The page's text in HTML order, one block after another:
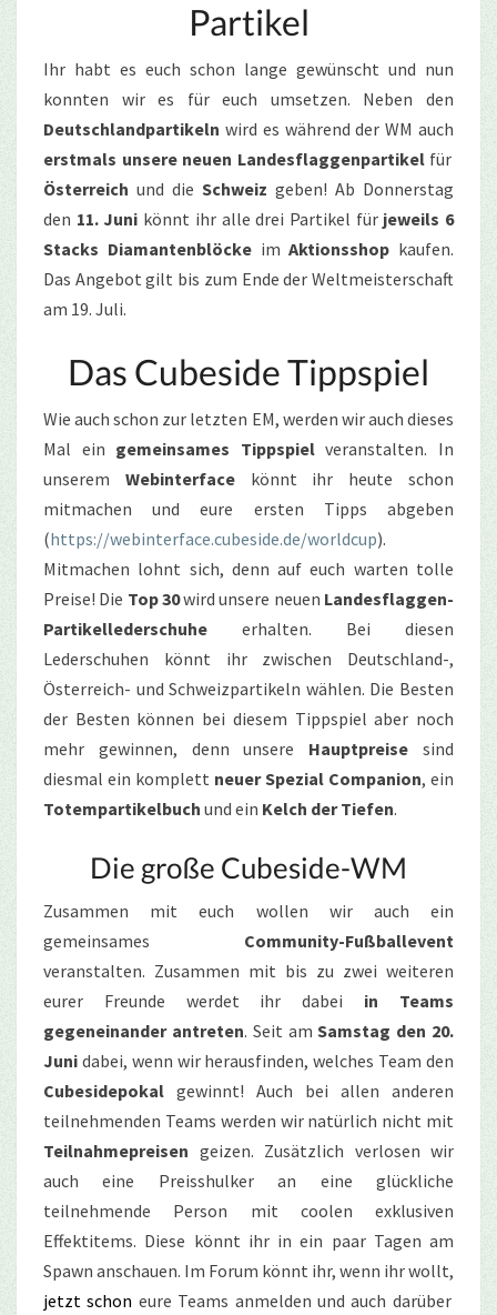
Partikel
Ihr habt es euch schon lange gewünscht und nun
konnten wir es für euch umsetzen. Neben den
Deutschlandpartikeln wird es während der WM auch
erstmals unsere neuen Landesflaggenpartikelfür
Österreich und die Schweiz geben! Ab Donnerstag
den 11. Juni könnt ihr alle drei Partikel für jeweils 6
Stacks DiamantenblöckeimAktionsshop kaufen.
Das Angebot gilt bis zum Ende der Weltmeisterschaft
am 19. Juli.
Das Cubeside Tippspiel
Wie auch schon zur letzten EM, werden wir auch dieses
Mal ein gemeinsames Tippspielveranstalten. In
unserem Webinterfacekönnt ihr heute schon
mitmachen und eure ersten Tipps abgeben
(https://webinterface.cubeside.de/worldcup).
Mitmachen lohnt sich, denn auf euch warten tolle
Preise! Die Top 30wird unsere neuen Landesflaggen-
Partikellederschuhe erhalten. Bei diesen
Lederschuhen könnt ihr zwischen Deutschland-,
Österreich- und Schweizpartikeln wählen. Die Besten
der Besten können bei diesem Tippspiel aber noch
mehr gewinnen, denn unsere Hauptpreise sind
diesmal ein komplett neuer Spezial Companion, ein
Totempartikelbuch und ein Kelch der Tiefen.
Die große Cubeside-WM
Zusammen mit euch wollen wir auch ein
gemeinsames Community-Fußballevent
veranstalten. Zusammen mit bis zu zwei weiteren
eurer Freunde werdet ihr dabei in Teams
gegeneinander antreten. Seit amSamstag den 20.
Juni dabei, wenn wir herausfinden, welches Team den
Cubesidepokal gewinnt! Auch bei allen anderen
teilnehmenden Teams werden wir natürlich nicht mit
Teilnahmepreisen geizen. Zusätzlich verlosen wir
auch eine Preisshulker an eine glückliche
teilnehmende Person mit coolen exklusiven
Effektitems. Diese könnt ihr in ein paar Tagen am
Spawn anschauen. Im Forum könnt ihr, wenn ihr wollt,
jetzt schon eure Teams anmelden und auch darüber